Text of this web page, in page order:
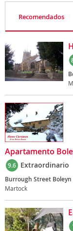
Recomendados
Apartamento
9.6 Extraordinario
Burrough Street Boleyn
Martock